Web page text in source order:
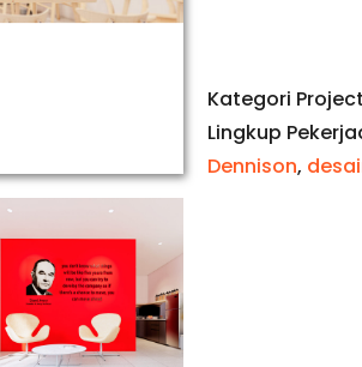
Kategori
Lingkup
Dennison,